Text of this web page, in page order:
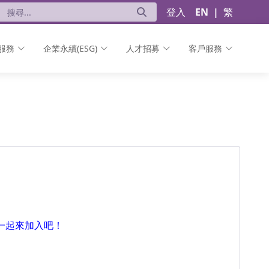
登入 EN | 繁
務 企業永續(ESG) 人才招募 客戶服務
起來加入吧！